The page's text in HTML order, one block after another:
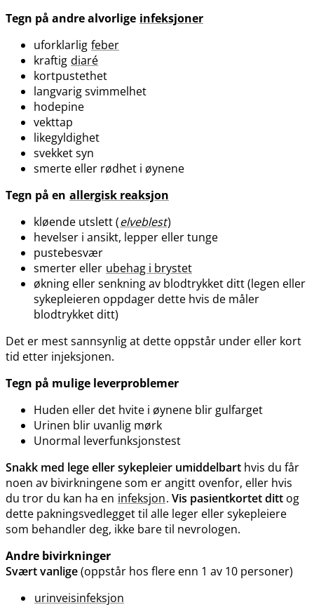
Tegn på andre alvorlige infeksjoner
uforklarlig feber
kraftig diaré
kortpustethet
langvarig svimmelhet
hodepine
vekttap
likegyldighet
svekket syn
smerte eller rødhet i øynene
Tegn på en allergisk reaksjon
kløende utslett (elveblest)
hevelser i ansikt, lepper eller tunge
pustebesvær
smerter eller ubehag i brystet
økning eller senkning av blodtrykket ditt (legen eller
sykepleieren oppdager dette hvis de måler
blodtrykket ditt)
Det er mest sannsynlig at dette oppstår under eller kort
tid etter injeksjonen.
Tegn på mulige leverproblemer
Huden eller det hvite i øynene blir gulfarget
Urinen blir uvanlig mørk
Unormal leverfunksjonstest
Snakk med lege eller sykepleier umiddelbart hvis du får
noen av bivirkningene som er angitt ovenfor, eller hvis
du tror du kan ha en infeksjon. Vis pasientkortet ditt og
dette pakningsvedlegget til alle leger eller sykepleiere
som behandler deg, ikke bare til nevrologen.
Andre bivirkninger
Svært vanlige(oppstår hos flere enn 1 av 10 personer)
urinveisinfeksjon